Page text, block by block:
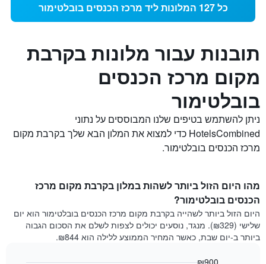
כל 127 המלונות ליד מרכז הכנסים בובלטימור
תובנות עבור מלונות בקרבת
מקום מרכז הכנסים
בובלטימור
ניתן להשתמש בטיפים שלנו המבוססים על נתוני
HotelsCombined כדי למצוא את המלון הבא שלך בקרבת מקום
מרכז הכנסים בובלטימור.
מהו היום הזול ביותר לשהות במלון בקרבת מקום מרכז
הכנסים בובלטימור?
היום הזול ביותר לשהייה בקרבת מקום מרכז הכנסים בובלטימור הוא יום
שלישי (₪329). מנגד, נוסעים יכולים לצפות לשלם את הסכום הגבוה
ביותר ב-יום שבת, כאשר המחיר הממוצע ללילה הוא ₪844.